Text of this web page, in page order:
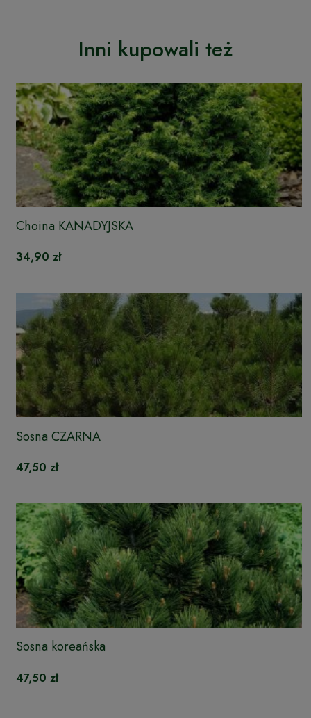
Inni kupowali też
Choina KANADYJSKA
34,90 zł
Sosna CZARNA
47,50 zł
Sosna koreańska
47,50 zł